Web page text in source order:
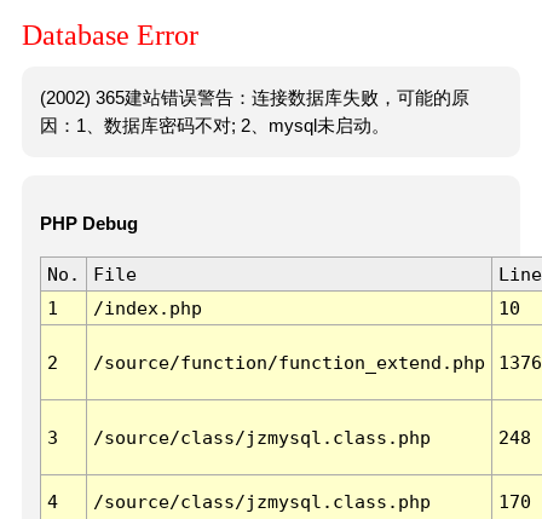
Database Error
(2002) 365建站错误警告：连接数据库失败，可能的原
因：1、数据库密码不对; 2、mysql未启动。
PHP Debug
No. File
Line
1
/index.php 10
2 /source/function/function_extend.php 1376
3 /source/class/jzmysql.class.php 248
4 /source/class/jzmysql.class.php 170